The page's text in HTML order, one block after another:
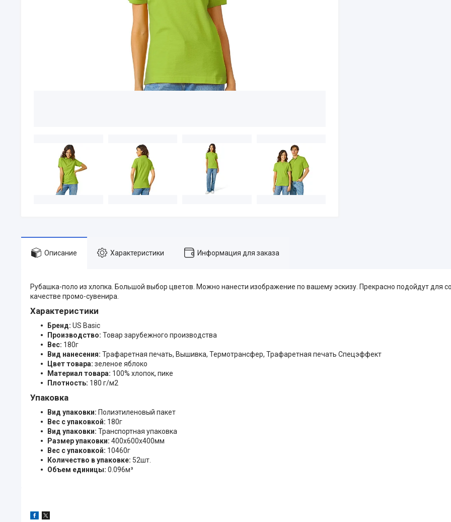
Описание Характеристики Информация для заказа
Рубашка-поло из хлопка. Большой выбор цветов. Можно нанести изображение по вашему эскизу. Прекрасно подойдут для
качестве промо-сувенира.
Характеристики
Бренд: US Basic
Производство: Товар зарубежного производства
Вес: 180г
Вид нанесения: Трафаретная печать, Вышивка, Термотрансфер, Трафаретная печать Спецэффект
Цвет товара: зеленое яблоко
Материал товара: 100% хлопок, пике
Плотность: 180 г/м2
Упаковка
Вид упаковки: Полиэтиленовый пакет
Вес с упаковкой: 180г
Вид упаковки: Транспортная упаковка
Размер упаковки: 400x600x400мм
Вес с упаковкой: 10460г
Количество в упаковке: 52шт.
Объем единицы: 0.096м³